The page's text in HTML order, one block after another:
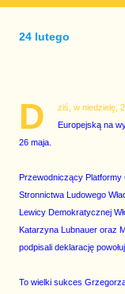
24 lutego
D
ziś, w niedzielę,
Europejską na
26 maja.
Przewodniczący
Stronnictwa Ludowego
Lewicy Demokratycznej
Katarzyna Lubnauer oraz
podpisali deklarację
To wielki sukces